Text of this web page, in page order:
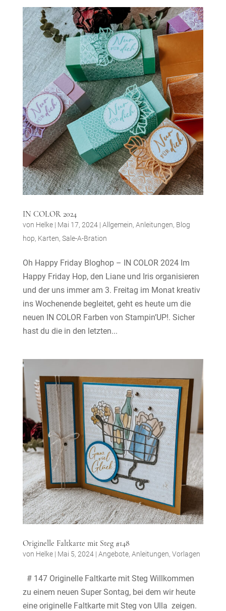
IN COLOR 2024
von Helke| Mai 17, 2024| Allgemein, Anleitungen, Blog
hop, Karten, Sale-A-Bration
Oh Happy Friday Bloghop – IN COLOR 2024 Im
Happy Friday Hop, den Liane und Iris organisieren
und der uns immer am 3. Freitag im Monat kreativ
ins Wochenende begleitet, geht es heute um die
neuen IN COLOR Farben von Stampin’UP!. Sicher
hast du die in den letzten...
Originelle Faltkarte mit Steg #148
von Helke| Mai 5, 2024| Angebote, Anleitungen, Vorlagen
# 147 Originelle Faltkarte mit Steg Willkommen
zu einem neuen Super Sontag, bei dem wir heute
eine originelle Faltkarte mit Steg von Ulla zeigen.